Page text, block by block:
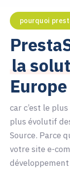
pourquoi
la
Europe
car c’est le
plus évolutif
Source. Parce
votre site e-
0
1
2